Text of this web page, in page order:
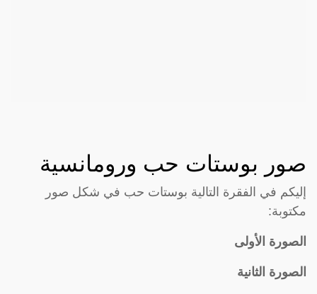
صور بوستات حب ورومانسية
إليكم في الفقرة التالية بوستات حب في شكل صور
مكتوبة:
الصورة الأولى
الصورة الثانية